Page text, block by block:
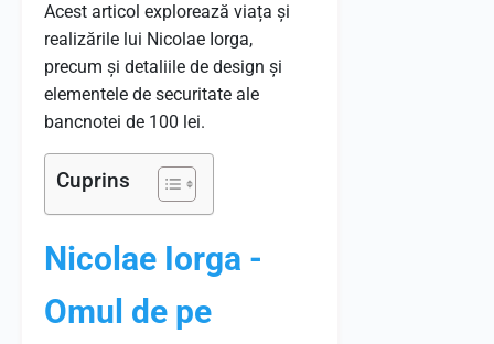
Acest articol explorează viața și
realizările lui Nicolae Iorga,
precum și detaliile de design și
elementele de securitate ale
bancnotei de 100 lei.
Cuprins
Nicolae Iorga -
Omul de pe